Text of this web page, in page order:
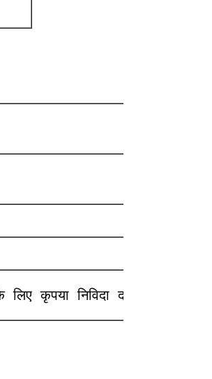
कृपया निविदा दस्तावेज पढ़ें।